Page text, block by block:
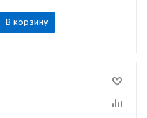
В корзину